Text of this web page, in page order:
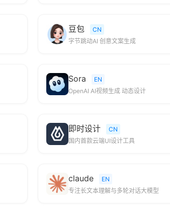
豆包
CN
字节跳动AI 创意文案生成
Sora
EN
OpenAI AI视频生成 动态设计
即时设计
CN
国内首款云端UI设计工具
claude
EN
专注长文本理解与多轮对话大模型